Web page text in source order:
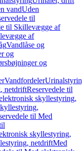
vandUden
til
til Skillevægge af
af
Vandlåse og
og
og
Vandfordeler
netdriftReservedele til
skyllestyring,
til Med
skyllestyring,
netdriftMed